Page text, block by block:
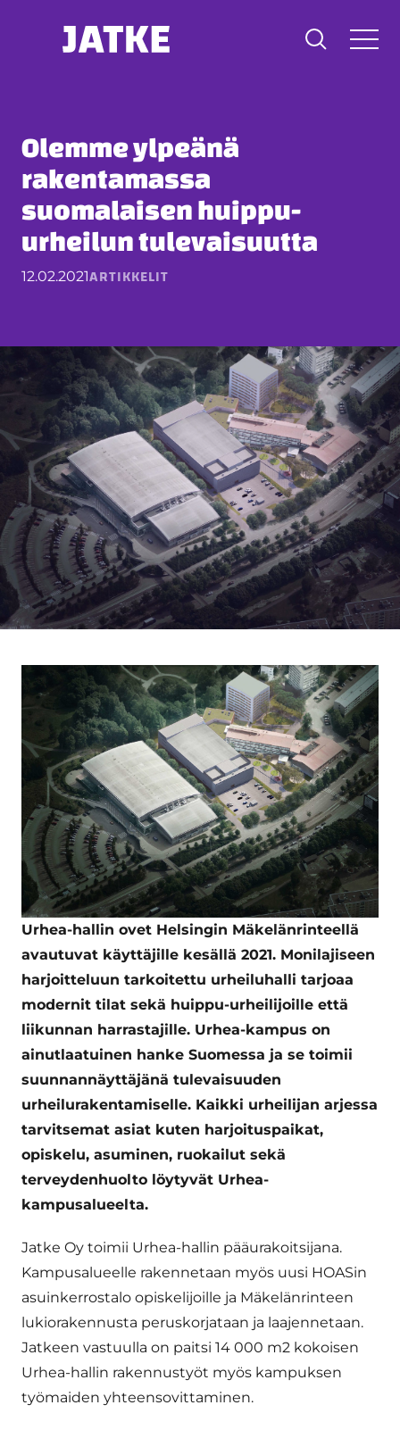
Olemme ylpeänä
rakentamassa
suomalaisen huippu-
urheilun tulevaisuutta
12.02.2021ARTIKKELIT
Urhea-hallin ovet Helsingin Mäkelänrinteellä
avautuvat käyttäjille kesällä 2021. Monilajiseen
harjoitteluun tarkoitettu urheiluhalli tarjoaa
modernit tilat sekä huippu-urheilijoille että
liikunnan harrastajille. Urhea-kampus on
ainutlaatuinen hanke Suomessa ja se toimii
suunnannäyttäjänä tulevaisuuden
urheilurakentamiselle. Kaikki urheilijan arjessa
tarvitsemat asiat kuten harjoituspaikat,
opiskelu, asuminen, ruokailut sekä
terveydenhuolto löytyvät Urhea-
kampusalueelta.
Jatke Oy toimii Urhea-hallin pääurakoitsijana.
Kampusalueelle rakennetaan myös uusi HOASin
asuinkerrostalo opiskelijoille ja Mäkelänrinteen
lukiorakennusta peruskorjataan ja laajennetaan.
Jatkeen vastuulla on paitsi 14 000 m2 kokoisen
Urhea-hallin rakennustyöt myös kampuksen
työmaiden yhteensovittaminen.